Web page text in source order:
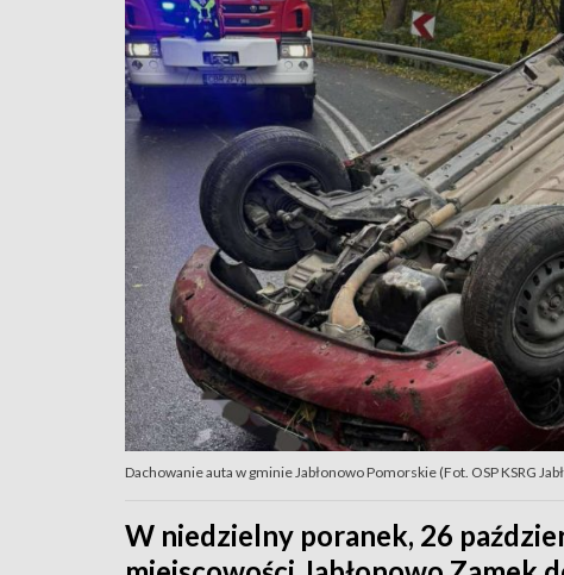
Dachowanie auta w gminie Jabłonowo Pomorskie (Fot. OSP KSRG
W niedzielny poranek, 26